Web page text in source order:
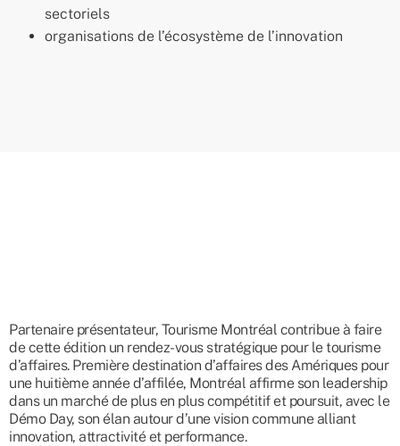
sectoriels
organisations de l’écosystème de l’innovation
Partenaire présentateur, Tourisme Montréal contribue à faire
de cette édition un rendez-vous stratégique pour le tourisme
d’affaires. Première destination d’affaires des Amériques pour
une huitième année d’affilée, Montréal affirme son leadership
dans un marché de plus en plus compétitif et poursuit, avec le
Démo Day, son élan autour d’une vision commune alliant
innovation, attractivité et performance.